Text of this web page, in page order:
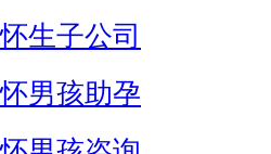
生子公司
男孩助孕